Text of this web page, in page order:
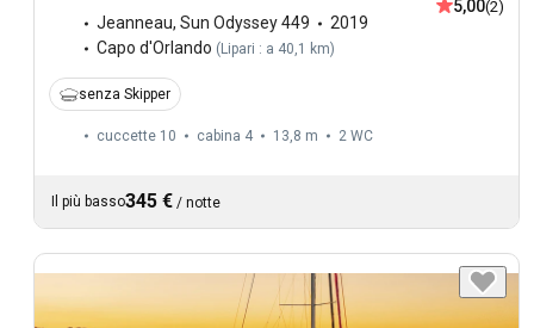
Jeanneau, Sun Odyssey 449
2019
Capo d'Orlando ( Lipari : a 40,1 km)
5,00(2)
senza Skipper
cuccette 10 cabina 4 13,8 m 2 WC
Il più basso345 € / notte